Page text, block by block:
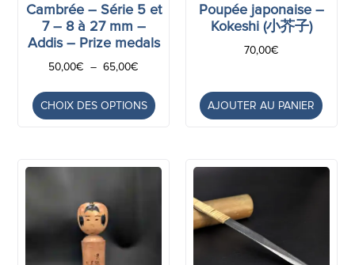
Cambrée – Série 5 et
7 – 8 à 27 mm –
Addis – Prize medals
50,00€ – 65,00€
CHOIX DES OPTIONS
Poupée japonaise –
Kokeshi (小芥子)
70,00€
AJOUTER AU PANIER